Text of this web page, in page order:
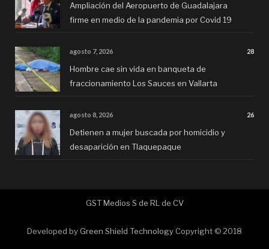
Ampliación del Aeropuerto de Guadalajara
firme en medio de la pandemia por Covid 19
agosto 7, 2026 28
Hombre cae sin vida en banqueta de
fraccionamiento Los Sauces en Vallarta
agosto 8, 2026 26
Detienen a mujer buscada por homicidio y
desaparición en Tlaquepaque
GST Medios S de RL de CV
Developed by Green Shield Technology Copyright © 2018